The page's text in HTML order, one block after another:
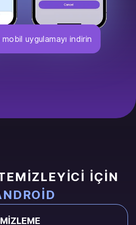
uygulamayı indirin
IÇIN